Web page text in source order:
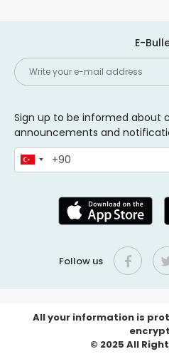
E-
Sign up to be informed about
announcements and
Follow us
All your information is
© 2025 All